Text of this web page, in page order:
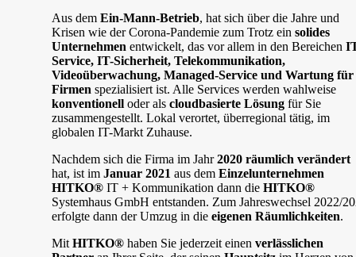
Aus dem Ein-Mann-Betrieb, hat sich über die Jahre und
Krisen wie der Corona-Pandemie zum Trotz ein solides
Unternehmen entwickelt, das vor allem in den Bereichen
Service, IT-Sicherheit, Telekommunikation,
Videoüberwachung, Managed-Service und Wartung für
Firmen spezialisiert ist. Alle Services werden wahlweise
konventionell oder als cloudbasierte Lösung für Sie
zusammengestellt. Lokal verortet, überregional tätig, im
globalen IT-Markt Zuhause.
Nachdem sich die Firma im Jahr2020 räumlich verändert
hat, ist im Januar 2021 aus dem Einzelunternehmen
HITKO® IT + Kommunikation dann die HITKO®
Systemhaus GmbH entstanden. Zum Jahreswechsel 2022/
erfolgte dann der Umzug in die eigenen Räumlichkeiten.
Mit HITKO® haben Sie jederzeit einen verlässlichen